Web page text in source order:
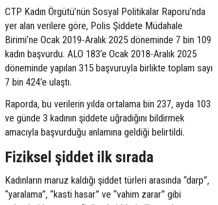
CTP Kadın Örgütü’nün Sosyal Politikalar Raporu’nda
yer alan verilere göre, Polis Şiddete Müdahale
Birimi’ne Ocak 2019-Aralık 2025 döneminde 7 bin 109
kadın başvurdu. ALO 183’e Ocak 2018-Aralık 2025
döneminde yapılan 315 başvuruyla birlikte toplam sayı
7 bin 424’e ulaştı.
Raporda, bu verilerin yılda ortalama bin 237, ayda 103
ve günde 3 kadının şiddete uğradığını bildirmek
amacıyla başvurduğu anlamına geldiği belirtildi.
Fiziksel şiddet ilk sırada
Kadınların maruz kaldığı şiddet türleri arasında “darp”,
“yaralama”, “kasti hasar” ve “vahim zarar” gibi